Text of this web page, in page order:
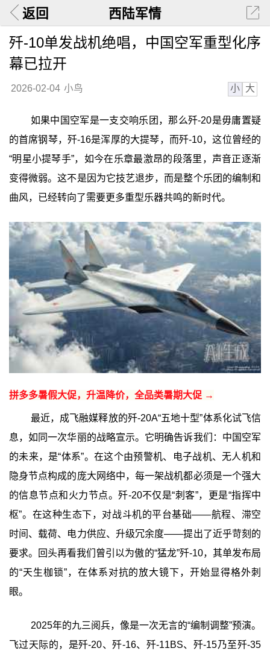
返回 西陆军情
歼-10单发战机绝唱，中国空军重型化序
幕已拉开
2026-02-04 小鸟 小 大
如果中国空军是一支交响乐团，那么歼-20是毋庸置疑
的首席钢琴，歼-16是浑厚的大提琴，而歼-10，这位曾经的
“明星小提琴手”，如今在乐章最激昂的段落里，声音正逐渐
变得微弱。这不是因为它技艺退步，而是整个乐团的编制和
曲风，已经转向了需要更多重型乐器共鸣的新时代。
拼多多暑假大促，升温降价，全品类暑期大促 →
最近，成飞融媒释放的歼-20A“五地十型”体系化试飞信
息，如同一次华丽的战略宣示。它明确告诉我们：中国空军
的未来，是“体系”。在这个由预警机、电子战机、无人机和
隐身节点构成的庞大网络中，每一架战机都必须是一个强大
的信息节点和火力节点。歼-20不仅是“刺客”，更是“指挥中
枢”。在这种生态下，对战斗机的平台基础——航程、滞空
时间、载荷、电力供应、升级冗余度——提出了近乎苛刻的
要求。回头再看我们曾引以为傲的“猛龙”歼-10，其单发布局
的“天生枷锁”，在体系对抗的放大镜下，开始显得格外刺
眼。
2025年的九三阅兵，像是一次无言的“编制调整”预演。
飞过天际的，是歼-20、歼-16、歼-11BS、歼-15乃至歼-35